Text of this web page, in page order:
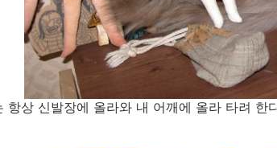
항상 신발장에 올라와 내 어깨에 올라 타려 한